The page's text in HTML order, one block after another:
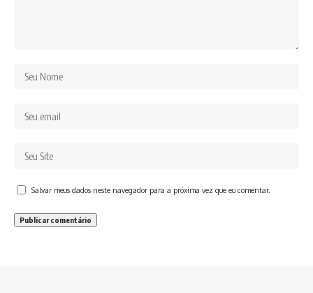
Salvar meus dados neste navegador para a próxima vez que eu comentar.